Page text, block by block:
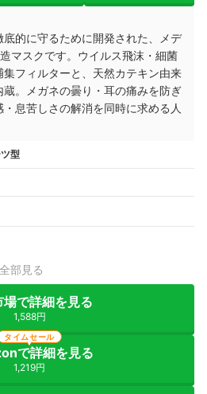
的に守るために開発された、メデ
マスクです。ウイルス飛沫・細菌
フィルターと、天然カテキン由来
。メガネの曇り・耳の痛みを防ぎ
息苦しさの解消を同時に求める人
型
全部見る
場で詳細を見る
1,588円
で詳細を見る
1,219円
タイムセール